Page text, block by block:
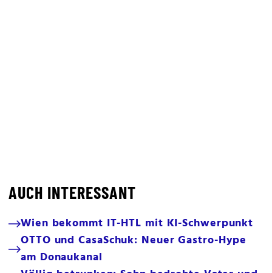
AUCH INTERESSANT
Wien bekommt IT-HTL mit KI-Schwerpunkt
OTTO und CasaSchuk: Neuer Gastro-Hype
am Donaukanal